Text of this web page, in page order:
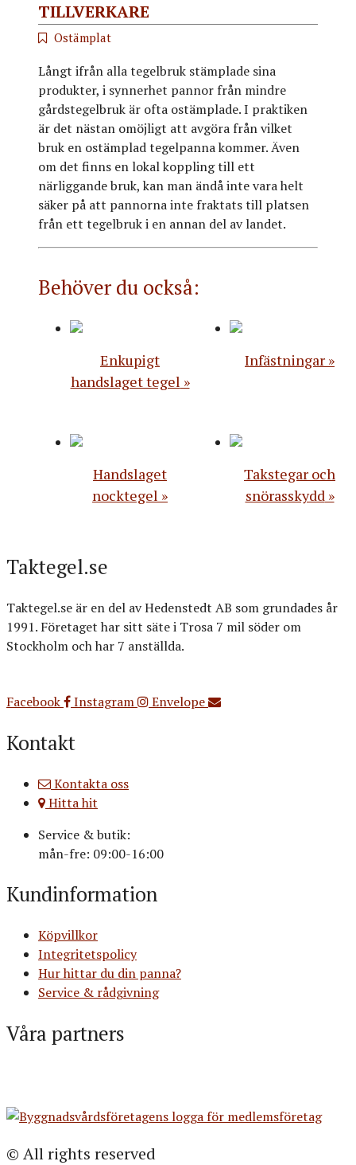
TILLVERKARE
Ostämplat
Långt ifrån alla tegelbruk stämplade sina
produkter, i synnerhet pannor från mindre
gårdstegelbruk är ofta ostämplade. I praktiken
är det nästan omöjligt att avgöra från vilket
bruk en ostämplad tegelpanna kommer. Även
om det finns en lokal koppling till ett
närliggande bruk, kan man ändå inte vara helt
säker på att pannorna inte fraktats till platsen
från ett tegelbruk i en annan del av landet.
Behöver du också:
Enkupigt
handslaget tegel
Infästningar
Handslaget
nocktegel
Takstegar och
snörasskydd
Taktegel.se
Taktegel.se är en del av Hedenstedt AB som grundades år
1991. Företaget har sitt säte i Trosa 7 mil söder om
Stockholm och har 7 anställda.
Facebook
Instagram Envelope
Kontakt
Kontakta oss
Hitta hit
Service & butik:
mån-fre: 09:00-16:00
Kundinformation
Köpvillkor
Integritetspolicy
Hur hittar du din panna?
Service & rådgivning
Våra partners
© All rights reserved